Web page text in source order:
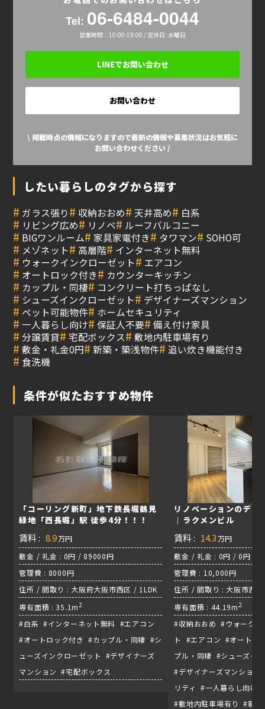
Tel: 06-6484-0044
営業時間：10:00-19:00 / 定休日: 水曜日
LINEでお問い合わせ
お問い合わせ
\ 掲載時点の情報になりますので最新の情報や募集状況はお気軽に
お問い合わせください /
したい暮らしのタグから探す
# ガラス張り# 収納おおめ# 天井高め# 白系
# リビング広め# リノベ# ルーフバルコニー
# BIGワンルーム# 家具家電付き# タワマン# SOHO可
# メゾネット# 高層階# インターネット無料
# ウォークインクローゼット# エアコン
# オートロック付き# カウンターキッチン
# カップル・同棲# コンクリート打ちっぱなし
# シューズインクローゼット# デザイナーズマンション
# ペット可能物件# ホームセキュリティ
# 一人暮らし向け# 保証人不要# 備え付け家具
# 分譲賃貸# 宅配ボックス# 敷地内駐車場有り
# 敷金・礼金0円# 新築・築浅物件# 追い炊き機能付き
# 食洗機
条件が似たおすすめ物件
「コーリング新町」地下鉄長堀鶴見
緑地「西長堀」駅 徒歩4分！！！
賃料 : 8.9万円
敷金 / 礼金 : 0円 / 89000円
管理費 : 8000円
住所 / 間取り : 大阪府大阪市西区 / 1LDK
専有面積 : 35.1m2
#白系 #インターネット無料 #エアコン
#オートロック付き #カップル・同棲 #シ
ューズインクローゼット #デザイナーズ
マンション #宅配ボックス
リノベーションのデザ
｜ラクメンビル
賃料 : 14.3 万円
敷金 / 礼金 : 0円 / 0円
管理費 : 10,000円
住所 / 間取り : 大阪市西
/ 地下鉄四つ橋線『肥後橋
専有面積 : 44.19m2
#収納おおめ #ウォークイ
ト #エアコン #オートロ
プル・同棲 #シューズイ
#デザイナーズマンショ
リティ #一人暮らし向け
#敷地内駐車場有り #新